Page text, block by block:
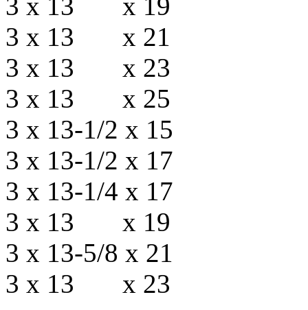
3 х 13 х 19
3 х 13 х 21
3 х 13 х 23
3 х 13 х 25
3 х 13-1/2 х 15
3 х 13-1/2 х 17
3 х 13-1/4 х 17
3 х 13 х 19
3 х 13-5/8 х 21
3 х 13 х 23